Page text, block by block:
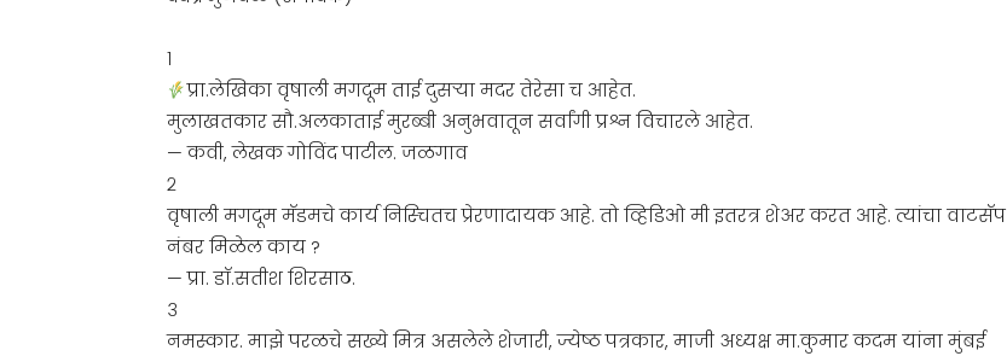
१
प्रा.लेखिका वृषाली मगदूम ताई दुसऱ्या मदर तेरेसा च आहेत.
मुलाखतकार सौ.अलकाताई मुरब्बी अनुभवातून सर्वांगी प्रश्न विचारले आहेत.
— कवी, लेखक गोविंद पाटील. जळगाव
२
वृषाली मगदूम मॅडमचे कार्य निस्चितच प्रेरणादायक आहे. तो व्हिडिओ मी इतरत्र शेअर करत आहे. त्यांचा वाटसॅप
नंबर मिळेल काय ?
— प्रा. डाॅ.सतीश शिरसाठ.
३
नमस्कार. माझे परळचे सख्ये मित्र असलेले शेजारी, ज्येष्ठ पत्रकार, माजी अध्यक्ष मा.कुमार कदम यांना मुंबई